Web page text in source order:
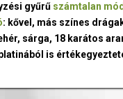
gyűrű számtalan
: kővel, más színes
sárga, 18 karátos
is